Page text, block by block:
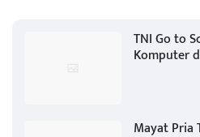
TNI Go to
Komputer
Mayat Pria